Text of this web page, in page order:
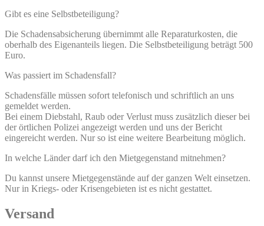
Gibt es eine Selbstbeteiligung?
Die Schadensabsicherung übernimmt alle Reparaturkosten, die
oberhalb des Eigenanteils liegen. Die Selbstbeteiligung beträgt 500
Euro.
Was passiert im Schadensfall?
Schadensfälle müssen sofort telefonisch und schriftlich an uns
gemeldet werden.
Bei einem Diebstahl, Raub oder Verlust muss zusätzlich dieser bei
der örtlichen Polizei angezeigt werden und uns der Bericht
eingereicht werden. Nur so ist eine weitere Bearbeitung möglich.
In welche Länder darf ich den Mietgegenstand mitnehmen?
Du kannst unsere Mietgegenstände auf der ganzen Welt einsetzen.
Nur in Kriegs- oder Krisengebieten ist es nicht gestattet.
Versand